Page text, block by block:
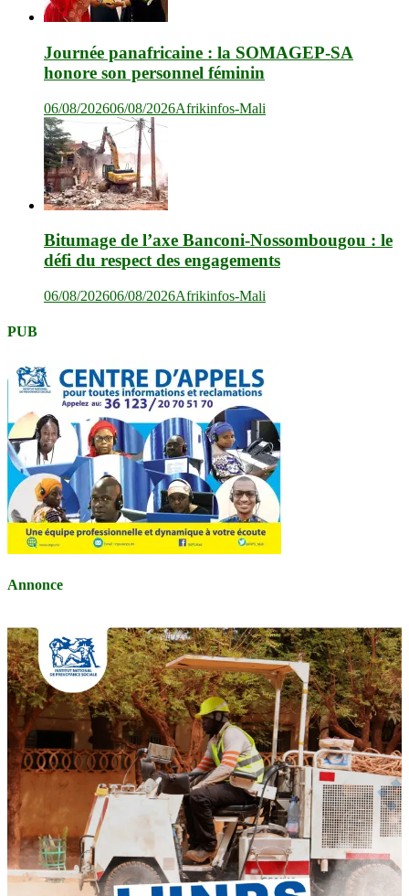
Journée panafricaine : la SOMAGEP-SA
honore son personnel féminin
06/08/202606/08/2026Afrikinfos-Mali
Bitumage de l’axe Banconi-Nossombougou : le
défi du respect des engagements
06/08/202606/08/2026Afrikinfos-Mali
PUB
Annonce